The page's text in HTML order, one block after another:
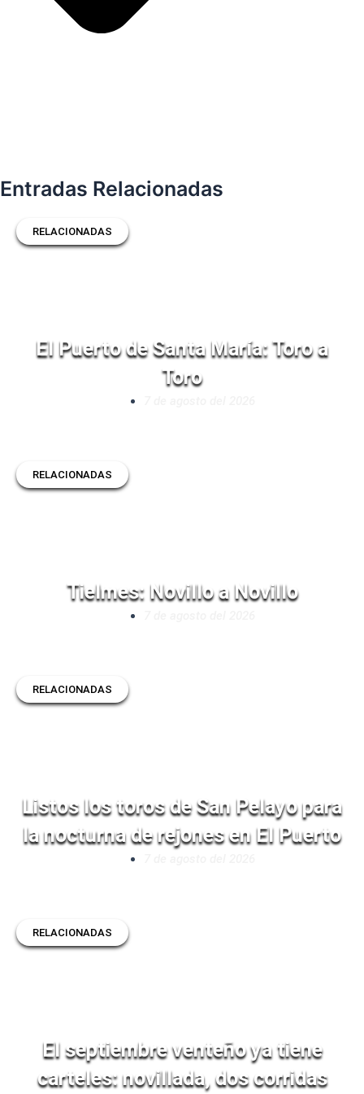
Entradas Relacionadas
RELACIONADAS
El Puerto de Santa María: Toro a
Toro
RELACIONADAS
Tielmes: Novillo a Novillo
RELACIONADAS
Listos los toros de San Pelayo para
la nocturna de rejones en El Puerto
RELACIONADAS
El septiembre venteño ya tiene
carteles: novillada, dos corridas